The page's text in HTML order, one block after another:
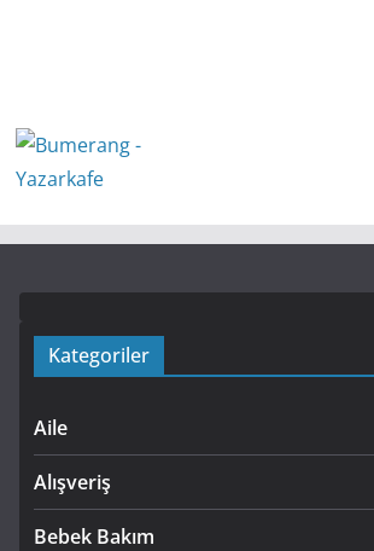
Kategoriler
Aile
Alışveriş
Bebek Bakım